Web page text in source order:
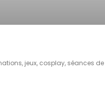
jeux, cosplay, séances